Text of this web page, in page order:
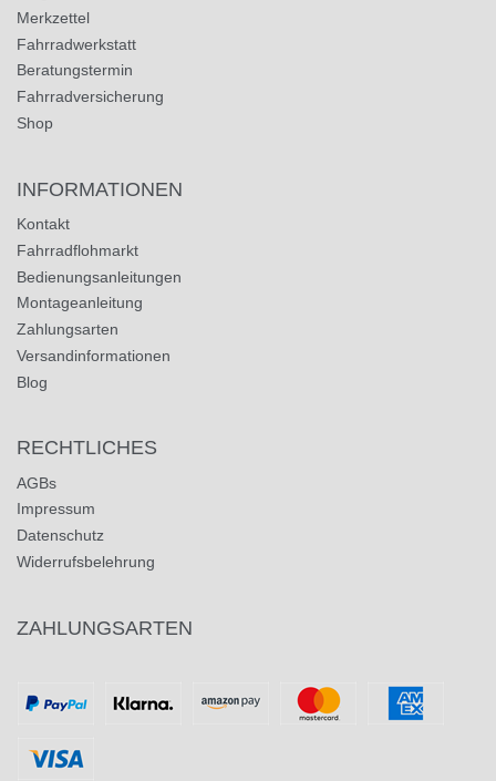
Merkzettel
Fahrradwerkstatt
Beratungstermin
Fahrradversicherung
Shop
INFORMATIONEN
Kontakt
Fahrradflohmarkt
Bedienungsanleitungen
Montageanleitung
Zahlungsarten
Versandinformationen
Blog
RECHTLICHES
AGBs
Impressum
Datenschutz
Widerrufsbelehrung
ZAHLUNGSARTEN